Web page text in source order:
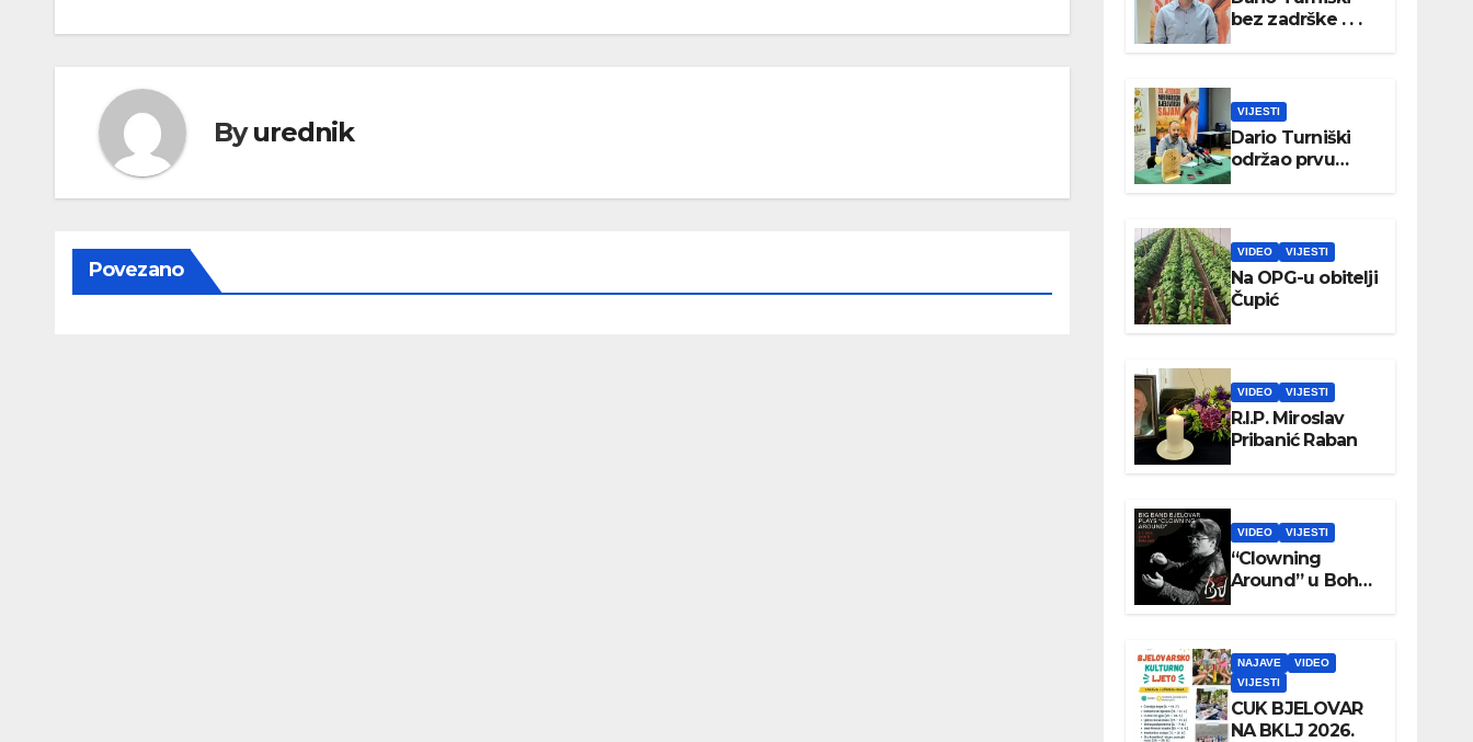
Byurednik
Povezano
bez zadrške . . .
VIJESTI
Dario Turniški
održao prvu
konferenciju za
VIDEO VIJESTI
Na OPG-u obitelji
Čupić
VIDEO VIJESTI
R.I.P. Miroslav
Pribanić Raban
VIDEO VIJESTI
“Clowning
Around” u Boho
parku
NAJAVE
VIDEO
VIJESTI
CUK BJELOVAR
NA BKLJ 2026.